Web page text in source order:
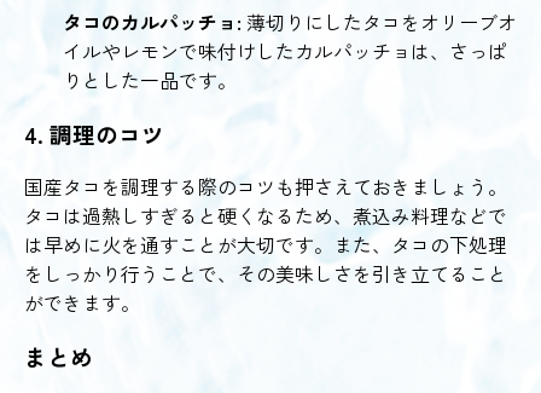
タコのカルパッチョ: 薄切りにしたタコをオリーブオ
イルやレモンで味付けしたカルパッチョは、さっぱ
りとした一品です。
4. 調理のコツ
国産タコを調理する際のコツも押さえておきましょう。
タコは過熱しすぎると硬くなるため、煮込み料理などで
は早めに火を通すことが大切です。また、タコの下処理
をしっかり行うことで、その美味しさを引き立てること
ができます。
まとめ